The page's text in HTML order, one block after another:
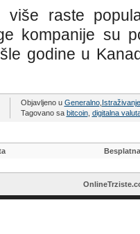
više raste
kompanije su
godine u
Objavljeno u Generalno, Istraživanje
Tagovano sa bitcoin, digitalna